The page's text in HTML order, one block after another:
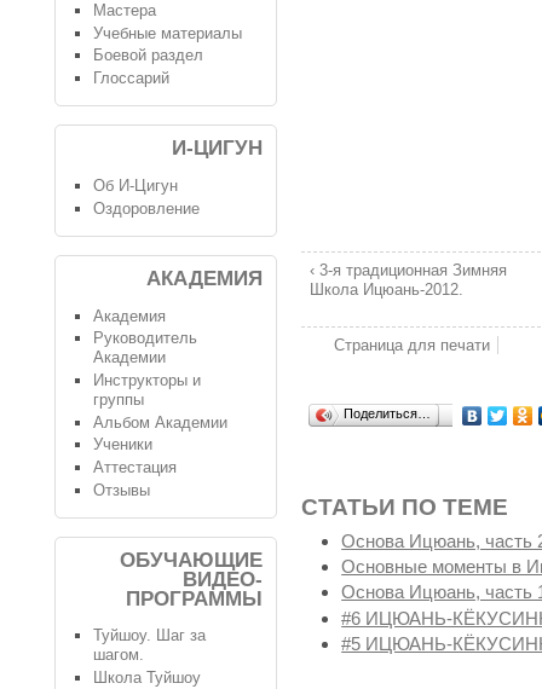
‹ 3-я традиционная Зимняя
Школа Ицюань-2012.
Страница для печати
Поделиться…
СТАТЬИ ПО ТЕМЕ
Основа Ицюань, часть
Основные моменты в
Основа Ицюань, часть
#6 ИЦЮАНЬ-
#5 ИЦЮАНЬ-
Мастера
Учебные материалы
Боевой раздел
Глоссарий
И-ЦИГУН
Об И-Цигун
Оздоровление
АКАДЕМИЯ
Академия
Руководитель
Академии
Инструкторы и
группы
Альбом Академии
Ученики
Аттестация
Отзывы
ОБУЧАЮЩИЕ
ВИДЕО-
ПРОГРАММЫ
Туйшоу. Шаг за
шагом.
Школа Туйшоу